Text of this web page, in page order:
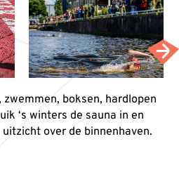
boksen, hardlopen
‘s winters de sauna in en
over de binnenhaven.